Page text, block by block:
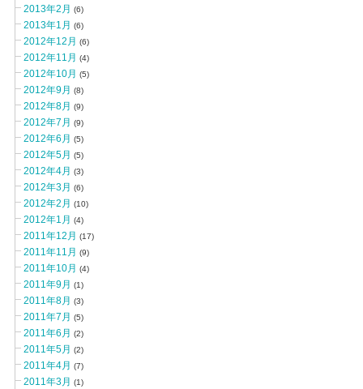
2013年2月 (6)
2013年1月 (6)
2012年12月 (6)
2012年11月 (4)
2012年10月 (5)
2012年9月 (8)
2012年8月 (9)
2012年7月 (9)
2012年6月 (5)
2012年5月 (5)
2012年4月 (3)
2012年3月 (6)
2012年2月 (10)
2012年1月 (4)
2011年12月 (17)
2011年11月 (9)
2011年10月 (4)
2011年9月 (1)
2011年8月 (3)
2011年7月 (5)
2011年6月 (2)
2011年5月 (2)
2011年4月 (7)
2011年3月 (1)